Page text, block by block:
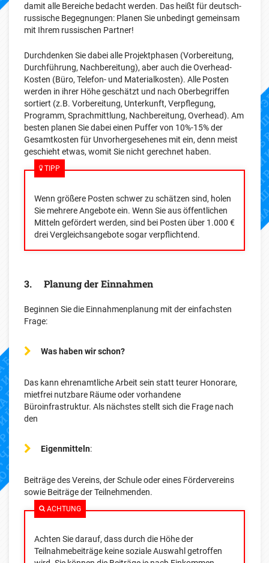
damit alle Bereiche bedacht werden. Das heißt für deutsch-
russische Begegnungen: Planen Sie unbedingt gemeinsam
mit Ihrem russischen Partner!
Durchdenken Sie dabei alle Projektphasen (Vorbereitung,
Durchführung, Nachbereitung), aber auch die Overhead-
Kosten (Büro, Telefon- und Materialkosten). Alle Posten
werden in ihrer Höhe geschätzt und nach Oberbegriffen
sortiert (z.B. Vorbereitung, Unterkunft, Verpflegung,
Programm, Sprachmittlung, Nachbereitung, Overhead). Am
besten planen Sie dabei einen Puffer von 10%-15% der
Gesamtkosten für Unvorhergesehenes mit ein, denn meist
geschieht etwas, womit Sie nicht gerechnet haben.
TIPP
Wenn größere Posten schwer zu schätzen sind, holen
Sie mehrere Angebote ein. Wenn Sie aus öffentlichen
Mitteln gefördert werden, sind bei Posten über 1.000 €
drei Vergleichsangebote sogar verpflichtend.
3. Planung der Einnahmen
Beginnen Sie die Einnahmenplanung mit der einfachsten
Frage:
Was haben wir schon?
Das kann ehrenamtliche Arbeit sein statt teurer Honorare,
mietfrei nutzbare Räume oder vorhandene
Büroinfrastruktur. Als nächstes stellt sich die Frage nach
den
Eigenmitteln:
Beiträge des Vereins, der Schule oder eines Fördervereins
sowie Beiträge der Teilnehmenden.
ACHTUNG
Achten Sie darauf, dass durch die Höhe der
Teilnahmebeiträge keine soziale Auswahl getroffen